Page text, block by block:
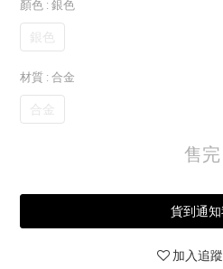
顏色 : 銀色
銀色
材質 : 合金
合金
售完
貨到通
加入追